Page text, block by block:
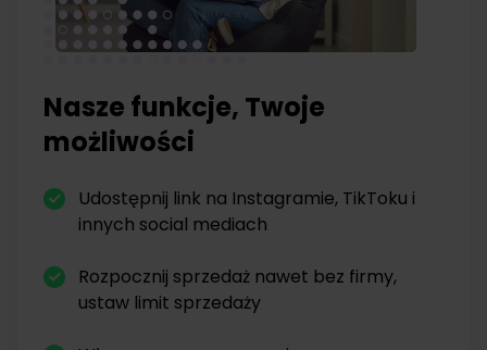
Nasze funkcje, Twoje
możliwości
Udostępnij link na Instagramie, TikToku i
innych social mediach
Rozpocznij sprzedaż nawet bez firmy,
ustaw limit sprzedaży